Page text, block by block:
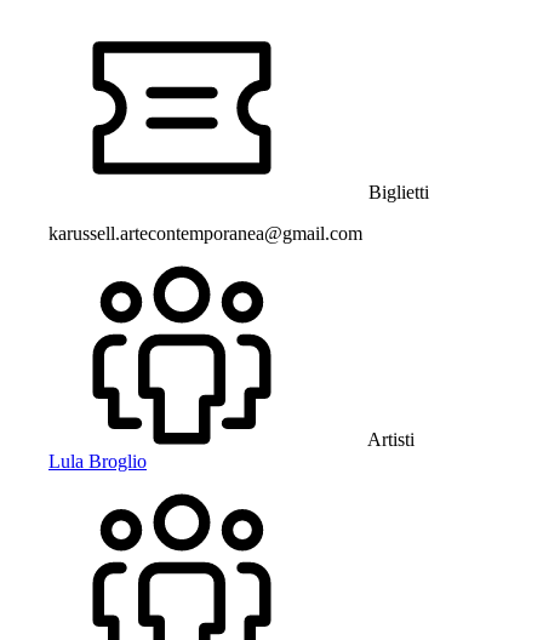
Biglietti
karussell.artecontemporanea@gmail.com
Artisti
Lula Broglio